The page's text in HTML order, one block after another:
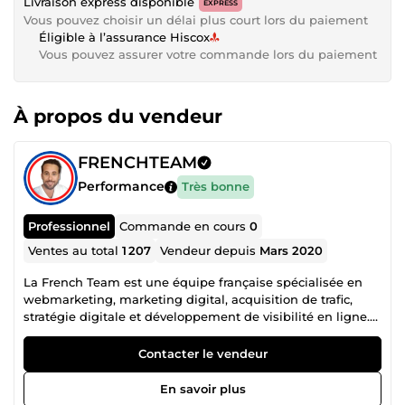
EXPRESS
Vous pouvez choisir un délai plus court lors du paiement
Éligible à l’assurance Hiscox
Vous pouvez assurer votre commande lors du paiement
À propos du vendeur
FRENCHTEAM
Performance Très bonne
Professionnel Commande en cours0
Ventes au total1 207 Vendeur depuis Mars 2020
La French Team est une équipe française spécialisée en
webmarketing, marketing digital, acquisition de trafic,
stratégie digitale et développement de visibilité en ligne.
Notre collectif regroupe plusieurs profils complémentaires,
âgés de 21 à 39 ans, chacun expert dans son domaine :
publicité Facebook Ads, Instagram Ads, Snapchat Ads,
Google Ads, création de site web, tunnel de vente,
Contacter le vendeur
En savoir plus